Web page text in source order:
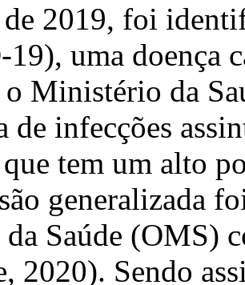
2019, foi
uma doença
o Ministério da
de infecções
que tem um alto
generalizada
Saúde (OMS)
2020). Sendo